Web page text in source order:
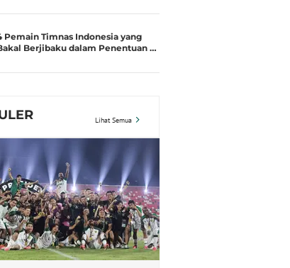
Pemain Timnas Indonesia yang
Berjibaku dalam Penentuan …
Lihat Semua